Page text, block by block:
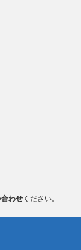
わせ ください。